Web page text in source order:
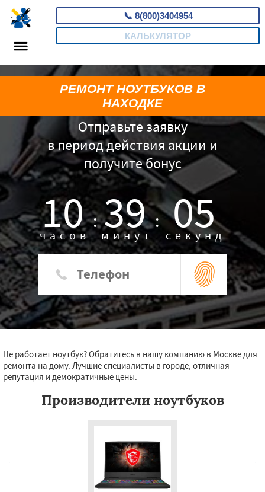
📞 8(800)3404954
КАЛЬКУЛЯТОР
Отправьте заявку
в период действия акции и
получите бонус
10 :
часов 39 :
минут 04
секунд
РЕМОНТ НОУТБУКОВ В
НАХОДКЕ
Не работает ноутбук? Обратитесь в нашу компанию в Москве для
ремонта на дому. Лучшие специалисты в городе, отличная
репутация и демократичные цены.
Производители ноутбуков